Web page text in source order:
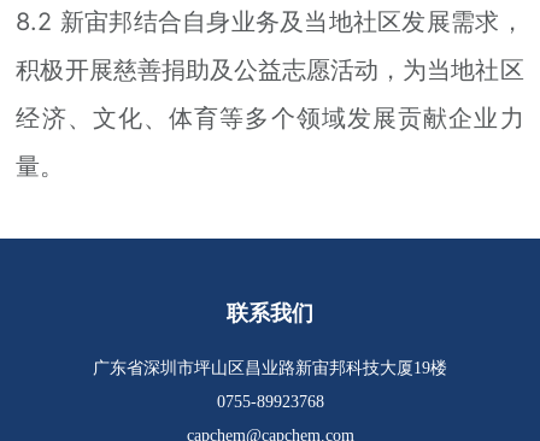
8.2 新宙邦结合自身业务及当地社区发展需求，
积极开展慈善捐助及公益志愿活动，为当地社区
经济、文化、体育等多个领域发展贡献企业力
量。
联系我们
广东省深圳市坪山区昌业路新宙邦科技大厦19楼
0755-89923768
capchem@capchem.com